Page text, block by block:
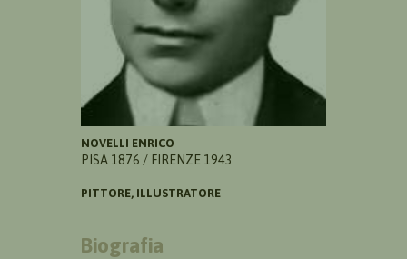
NOVELLI ENRICO
PISA 1876 / FIRENZE 1943
PITTORE, ILLUSTRATORE
Biografia